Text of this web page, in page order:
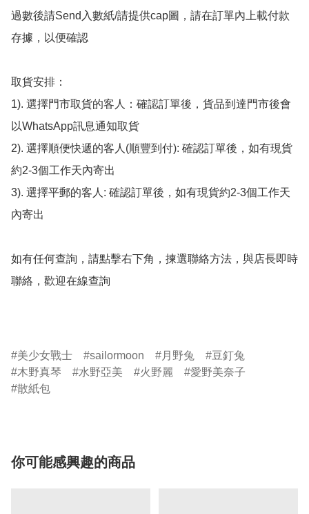
過數後請Send入數紙/請提供cap圖，請在訂單內上載付款
存據，以便確認
取貨安排：
1). 選擇門市取貨的客人：確認訂單後，貨品到達門市後會
以WhatsApp訊息通知取貨
2). 選擇順便快遞的客人(順豐到付): 確認訂單後，如有現貨
約2-3個工作天內寄出
3). 選擇平郵的客人: 確認訂單後，如有現貨約2-3個工作天
內寄出
如有任何查詢，請點擊右下角，揀選聯絡方法，與店長即時
聯絡，歡迎在線查詢
美少女戰士 sailormoon 月野兔
豆釘兔
木野真琴
水野亞美 火野麗
愛野美奈子
散紙包
你可能感興趣的商品